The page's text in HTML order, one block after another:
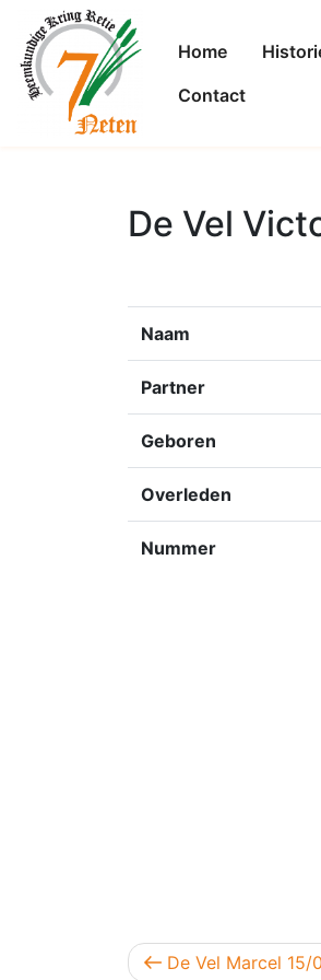
Home
Contact
De Vel
Naam
Partner
Geboren
Overleden
Nummer
Vorig bericht
De Vel Marcel 15/